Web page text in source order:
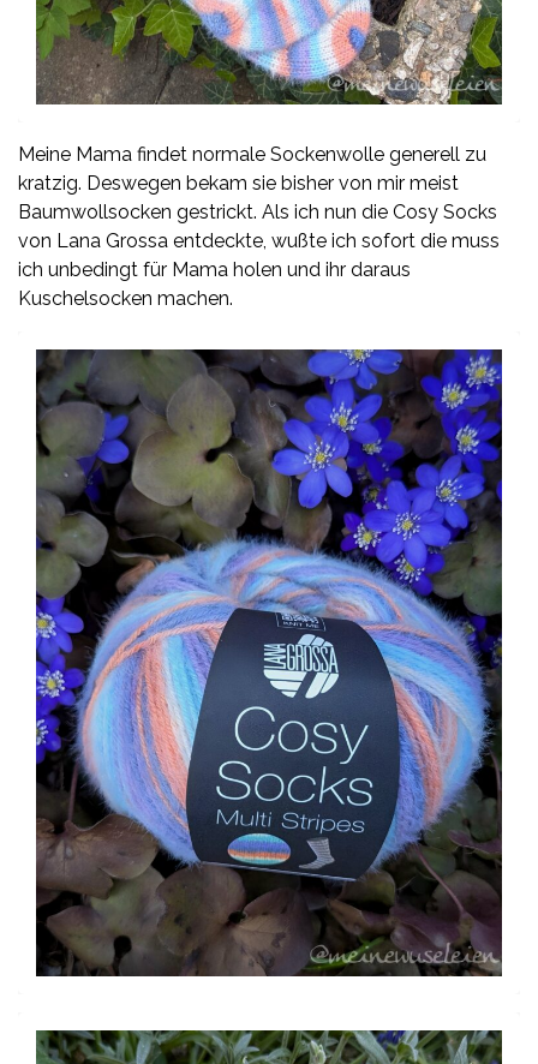
Meine Mama findet normale Sockenwolle generell zu
kratzig. Deswegen bekam sie bisher von mir meist
Baumwollsocken gestrickt. Als ich nun die Cosy Socks
von Lana Grossa entdeckte, wußte ich sofort die muss
ich unbedingt für Mama holen und ihr daraus
Kuschelsocken machen.